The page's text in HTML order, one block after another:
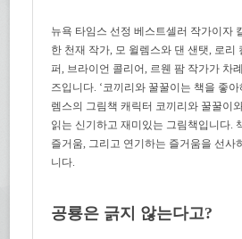
뉴욕 타임스 선정 베스트셀러 작가이자
한 천재 작가, 모 윌렘스와 댄 샌탯, 로리
퍼, 브라이언 콜리어, 르웬 팜 작가가 차
즈입니다. ‘코끼리와 꿀꿀이는 책을 좋
렘스의 그림책 캐릭터 코끼리와 꿀꿀이
읽는 신기하고 재미있는 그림책입니다.
즐거움, 그리고 연기하는 즐거움을 선사
니다.
공룡은 긁지 않는다고?